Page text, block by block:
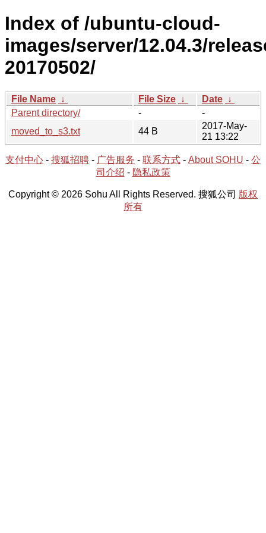
Index of /ubuntu-cloud-
images/server/12.04.3/
20170502/
File Name ↓ File Size ↓ Date ↓
Parent directory/
-
-
moved_to_s3.txt
44 B
2017-May-
21 13:22
支付中心 - 搜狐招聘 - 广告服务 - 联系方式 - About SOHU - 公
司介绍 - 隐私政策
Copyright © 2026 Sohu All Rights Reserved. 搜狐公司 版权
所有